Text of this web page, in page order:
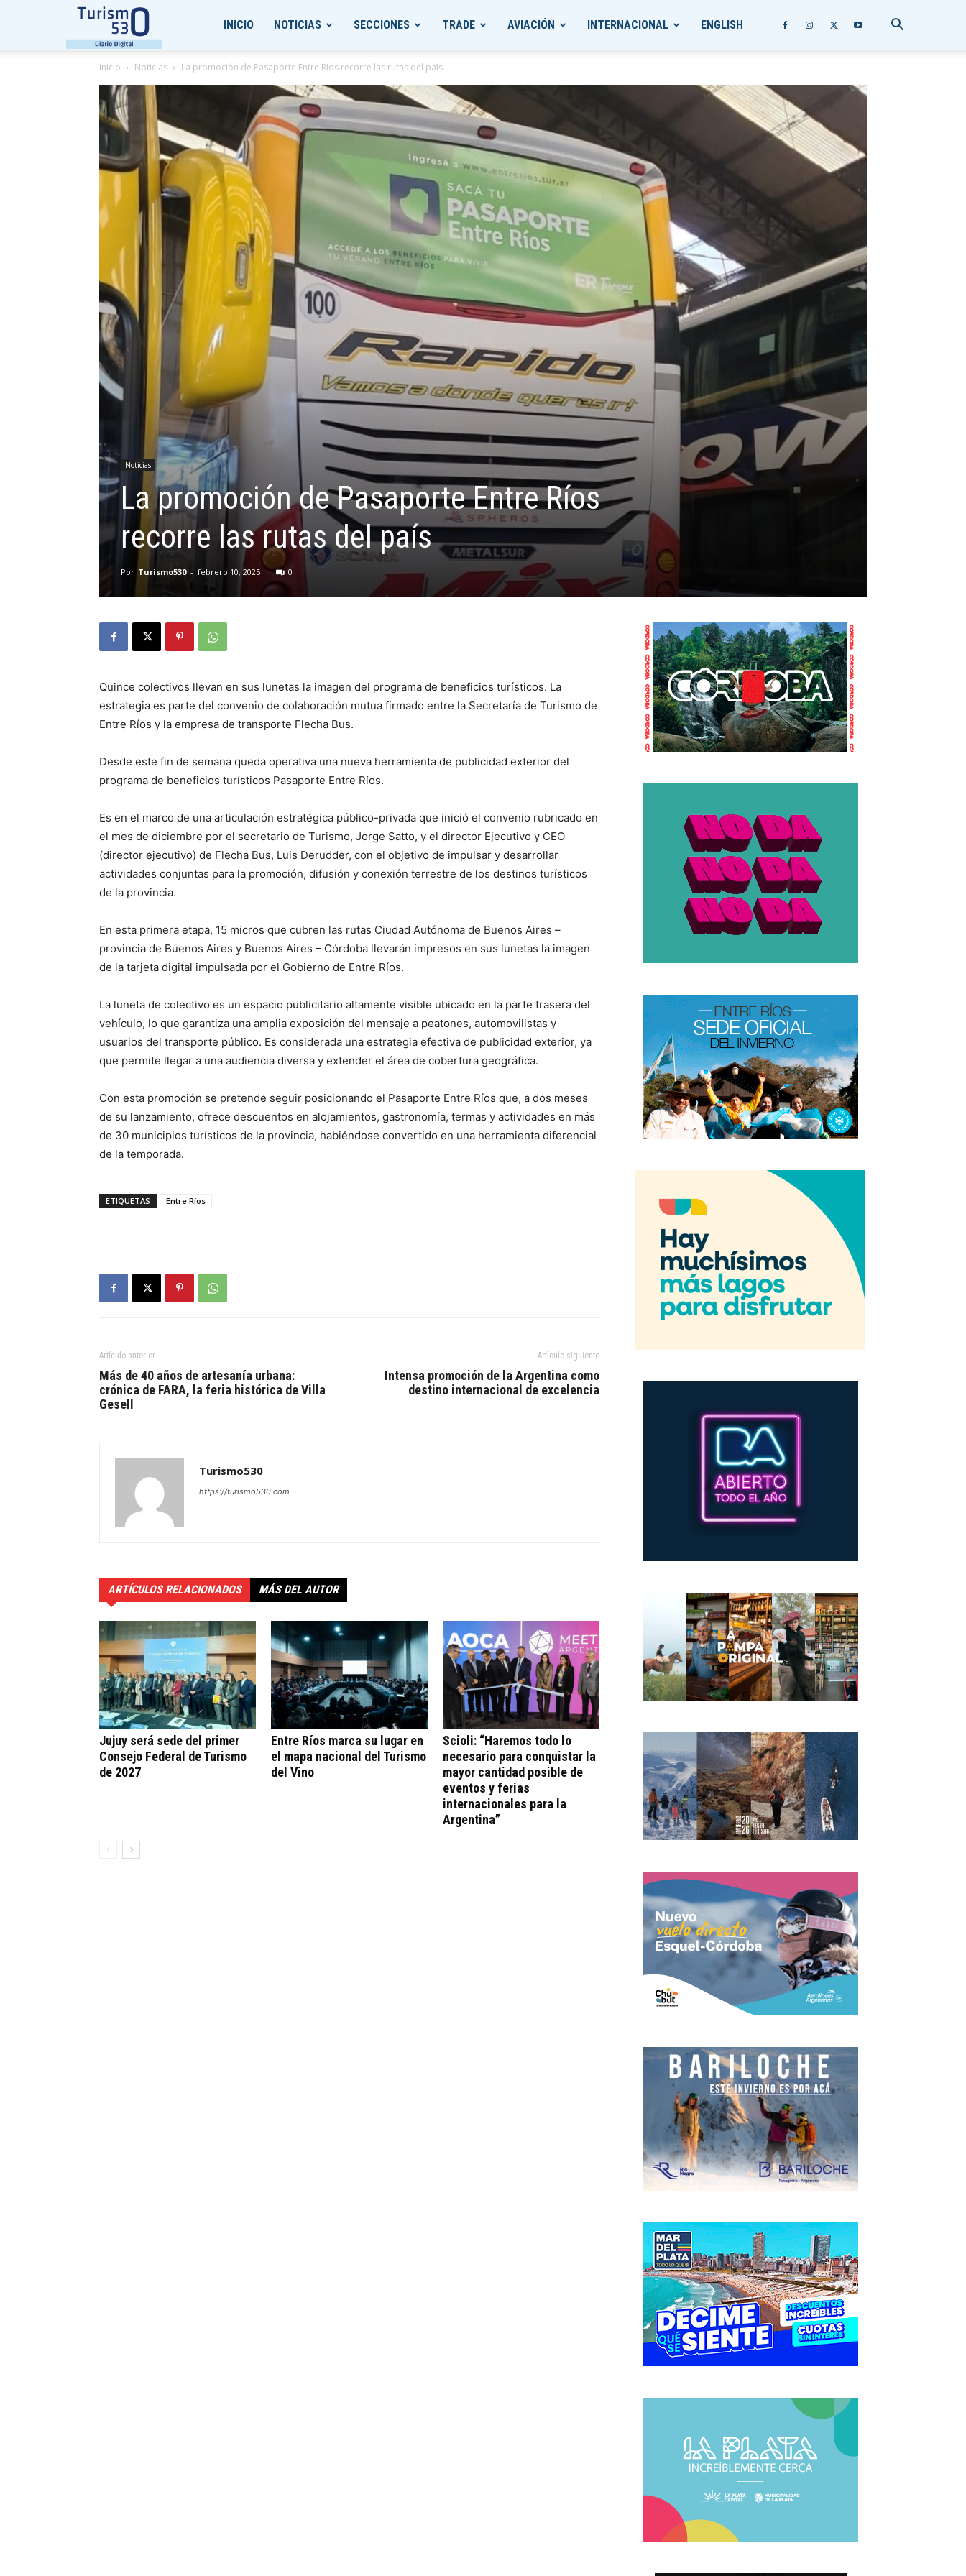
INICIO NOTICIAS SECCIONES TRADE AVIACIÓN INTERNACIONAL ENGLISH
Inicio Noticias La promoción de Pasaporte Entre Ríos recorre las rutas del país
Noticias
La promoción de Pasaporte Entre Ríos
recorre las rutas del país
Por Turismo530 - febrero 10, 2025 0
Quince colectivos llevan en sus lunetas la imagen del programa de beneficios turísticos. La
estrategia es parte del convenio de colaboración mutua firmado entre la Secretaría de Turismo de
Entre Ríos y la empresa de transporte Flecha Bus.
Desde este fin de semana queda operativa una nueva herramienta de publicidad exterior del
programa de beneficios turísticos Pasaporte Entre Ríos.
Es en el marco de una articulación estratégica público-privada que inició el convenio rubricado en
el mes de diciembre por el secretario de Turismo, Jorge Satto, y el director Ejecutivo y CEO
(director ejecutivo) de Flecha Bus, Luis Derudder, con el objetivo de impulsar y desarrollar
actividades conjuntas para la promoción, difusión y conexión terrestre de los destinos turísticos
de la provincia.
En esta primera etapa, 15 micros que cubren las rutas Ciudad Autónoma de Buenos Aires –
provincia de Buenos Aires y Buenos Aires – Córdoba llevarán impresos en sus lunetas la imagen
de la tarjeta digital impulsada por el Gobierno de Entre Ríos.
La luneta de colectivo es un espacio publicitario altamente visible ubicado en la parte trasera del
vehículo, lo que garantiza una amplia exposición del mensaje a peatones, automovilistas y
usuarios del transporte público. Es considerada una estrategia efectiva de publicidad exterior, ya
que permite llegar a una audiencia diversa y extender el área de cobertura geográfica.
Con esta promoción se pretende seguir posicionando el Pasaporte Entre Ríos que, a dos meses
de su lanzamiento, ofrece descuentos en alojamientos, gastronomía, termas y actividades en más
de 30 municipios turísticos de la provincia, habiéndose convertido en una herramienta diferencial
de la temporada.
ETIQUETAS Entre Ríos
Artículo anterior
Más de 40 años de artesanía urbana:
crónica de FARA, la feria histórica de Villa
Gesell
Artículo siguiente
Intensa promoción de la Argentina como
destino internacional de excelencia
Turismo530
https://turismo530.com
ARTÍCULOS RELACIONADOS MÁS DEL AUTOR
Jujuy será sede del primer
Consejo Federal de Turismo
de 2027
Entre Ríos marca su lugar en
el mapa nacional del Turismo
del Vino
Scioli: “Haremos todo lo
necesario para conquistar la
mayor cantidad posible de
eventos y ferias
internacionales para la
Argentina”